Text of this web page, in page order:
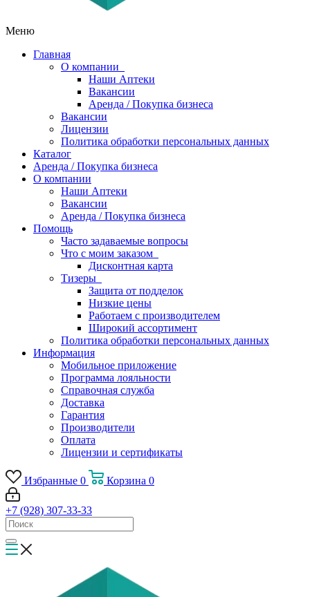
Меню
Главная
О компании
Наши Аптеки
Вакансии
Аренда / Покупка бизнеса
Вакансии
Лицензии
Политика обработки персональных данных
Каталог
Аренда / Покупка бизнеса
О компании
Наши Аптеки
Вакансии
Аренда / Покупка бизнеса
Помощь
Часто задаваемые вопросы
Что с моим заказом
Дисконтная карта
Тизеры
Защита от подделок
Низкие цены
Работаем с производителем
Широкий ассортимент
Политика обработки персональных данных
Информация
Мобильное приложение
Программа лояльности
Справочная служба
Доставка
Гарантия
Производители
Оплата
Лицензии и сертификаты
Избранные 0 Корзина 0
+7 (928) 307-33-33